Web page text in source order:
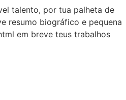
talento, por tua palheta de
resumo biográfico e pequena
em breve teus trabalhos